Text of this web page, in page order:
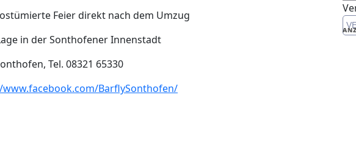
Feier direkt nach dem Umzug
in der Sonthofener Innenstadt
Tel. 08321 65330
BarflySonthofen/